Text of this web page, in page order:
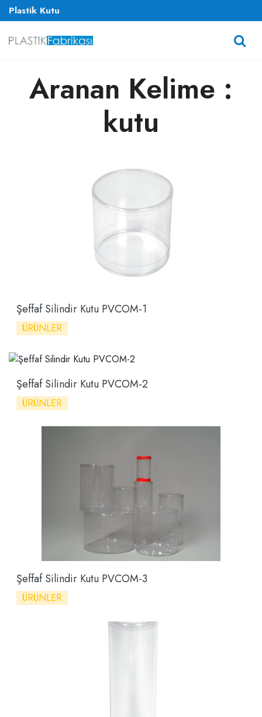
Plastik Kutu
Aranan Kelime :
kutu
Şeffaf Silindir Kutu PVCOM-1
ÜRÜNLER
Şeffaf Silindir Kutu PVCOM-2
ÜRÜNLER
Şeffaf Silindir Kutu PVCOM-3
ÜRÜNLER